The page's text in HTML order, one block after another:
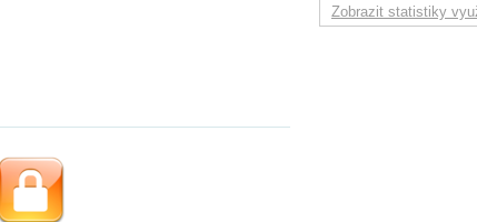
Zobrazit statistiky